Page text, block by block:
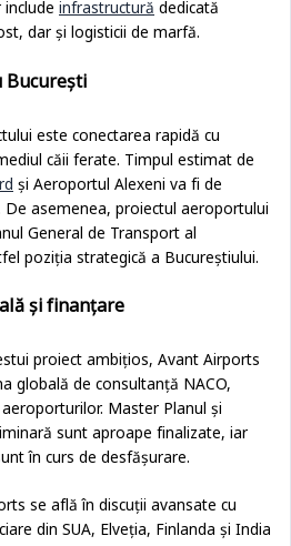
infrastructură dedicată
dar și logisticii de marfă.
București
este conectarea rapidă cu
căii ferate. Timpul estimat de
și Aeroportul Alexeni va fi de
asemenea, proiectul aeroportului
General de Transport al
poziția strategică a Bucureștiului.
și finanțare
proiect ambițios, Avant Airports
globală de consultanță NACO,
Master Planul și
sunt aproape finalizate, iar
în curs de desfășurare.
se află în discuții avansate cu
din SUA, Elveția, Finlanda și India